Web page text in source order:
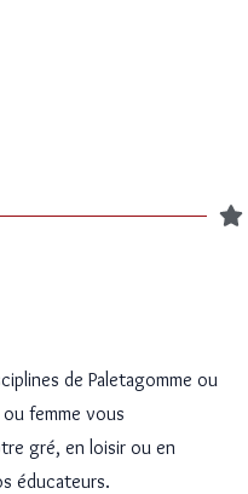
de Paletagomme ou
femme vous
gré, en loisir ou en
éducateurs.